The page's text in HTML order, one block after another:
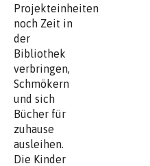
Projekteinheiten
noch Zeit in
der
Bibliothek
verbringen,
Schmökern
und sich
Bücher für
zuhause
ausleihen.
Die Kinder